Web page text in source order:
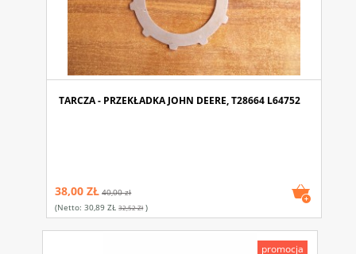
TARCZA - PRZEKŁADKA JOHN DEERE, T28664 L64752
38,00 ZŁ 40,00 zł
(netto:30,89 ZŁ 32,52 Zł)
promocja